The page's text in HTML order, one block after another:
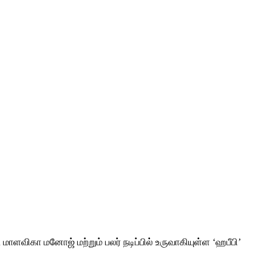
மனோஜ் மற்றும் பலர் நடிப்பில் உருவாகியுள்ள ‘ஹபீபி’